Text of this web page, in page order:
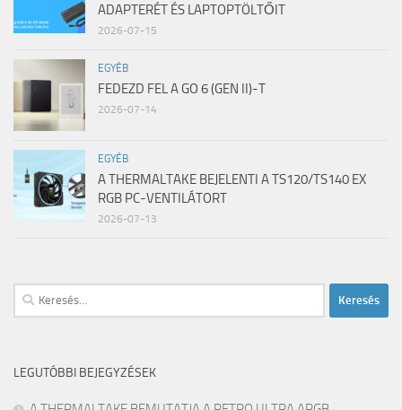
ADAPTERÉT ÉS LAPTOPTÖLTŐIT
2026-07-15
EGYÉB
FEDEZD FEL A GO 6 (GEN II)-T
2026-07-14
EGYÉB
A THERMALTAKE BEJELENTI A TS120/TS140 EX
RGB PC-VENTILÁTORT
2026-07-13
Keresés:
LEGUTÓBBI BEJEGYZÉSEK